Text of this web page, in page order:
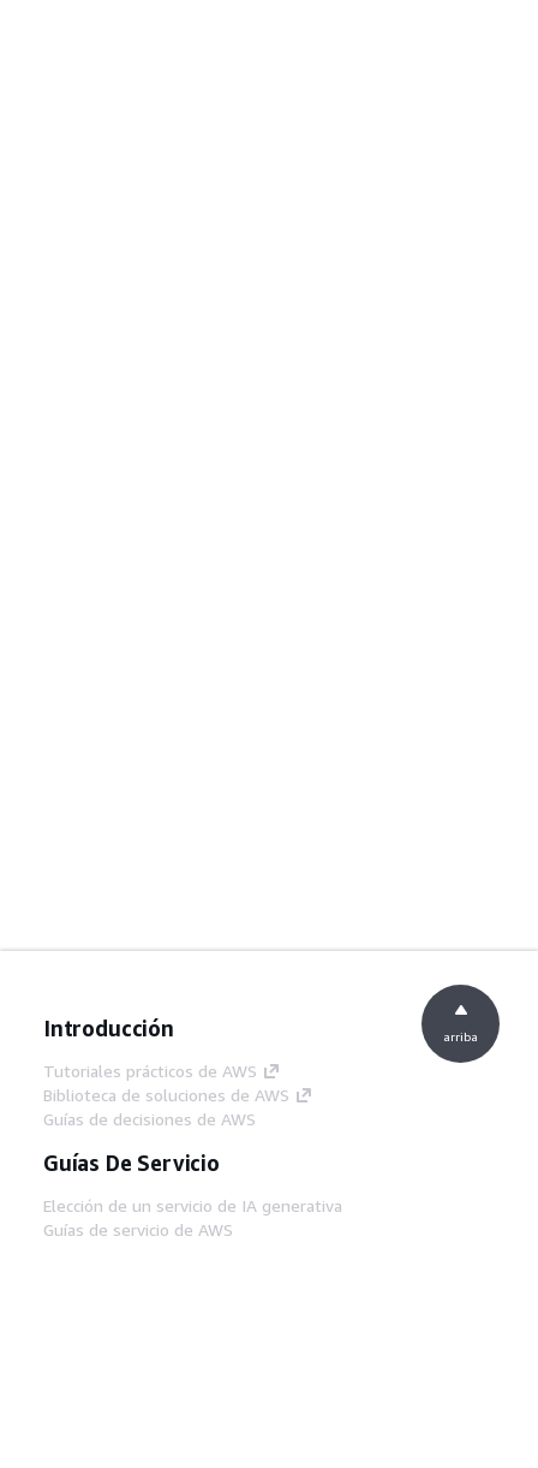
Introducción
Tutoriales prácticos de AWS
Biblioteca de soluciones de AWS
Guías de decisiones de AWS
Guías De Servicio
Elección de un servicio de IA generativa
Guías de servicio de AWS
arriba